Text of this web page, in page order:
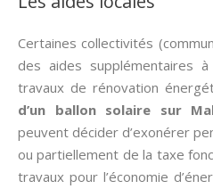
Certaines collectivités
des aides supplémentaires
travaux de rénovation
d’un ballon solaire sur
peuvent décider d’exonérer
ou partiellement de la taxe
travaux pour l’économie